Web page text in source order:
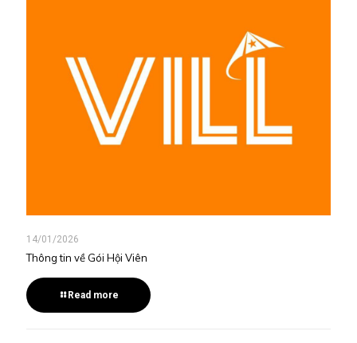
14/01/2026
Thông tin về Gói Hội Viên
Read more